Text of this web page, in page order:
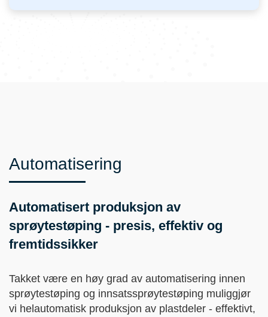
Automatisering
Automatisert produksjon av
sprøytestøping - presis, effektiv og
fremtidssikker
Takket være en høy grad av automatisering innen
sprøytestøping og innsatssprøytestøping muliggjør
vi helautomatisk produksjon av plastdeler - effektivt,